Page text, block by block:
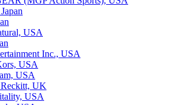
USA
Inc., USA
USA
USA
UK
USA